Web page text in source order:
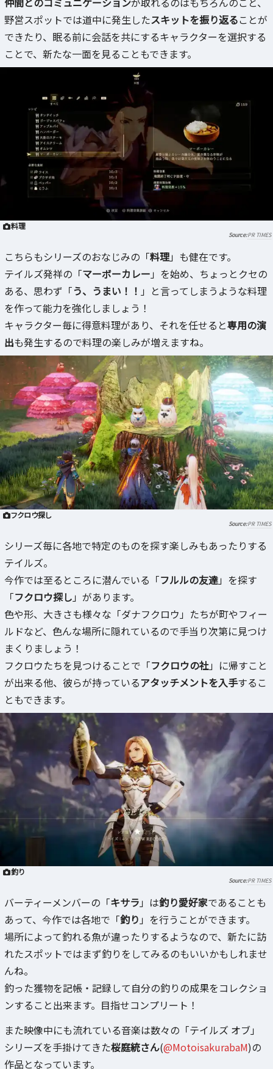
野営スポットでは道中に発生したスキットを振り返ることが
できたり、眠る前に会話を共にするキャラクターを選択する
ことで、新たな一面を見ることもできます。
料理
PR TIMES
こちらもシリーズのおなじみの「料理」も健在です。
テイルズ発祥の「マーボーカレー 」を始め、ちょっとクセの
ある、思わず「う、うまい！！ 」と言ってしまうような料理
を作って能力を強化しましょう！
キャラクター毎に得意料理があり、それを任せると専用の演
出も発生するので料理の楽しみが増えますね。
フクロウ探し
PR TIMES
シリーズ毎に各地で特定のものを探す楽しみもあったりする
テイルズ。
今作では至るところに潜んでいる「フルルの友達」を探す
「フクロウ探し 」があります。
色や形、大きさも様々な「ダナフクロウ」たちが町やフィー
ルドなど、色んな場所に隠れているので手当り次第に見つけ
まくりましょう！
フクロウたちを見つけることで「フクロウの社」に帰すこと
が出来る他、彼らが持っているアタッチメントを入手するこ
ともできます。
釣り
PR TIMES
バーティーメンバーの「キサラ 」は釣り愛好家であることも
あって、今作では各地で「釣り 」を行うことができます。
場所によって釣れる魚が違ったりするようなので、新たに訪
れたスポットではまず釣りをしてみるのもいいかもしれませ
んね。
釣った獲物を記帳・記録して自分の釣りの成果をコレクショ
ンすること出来ます。目指せコンプリート！
また映像中にも流れている音楽は数々の「テイルズ オブ」
シリーズを手掛けてきた桜庭統さん(@MotoisakurabaM)の
作品となっています。